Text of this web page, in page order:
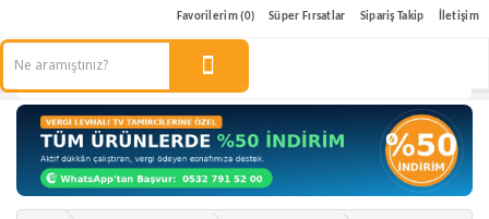
Favorilerim (0) Süper Fırsatlar Sipariş Takip İletişim